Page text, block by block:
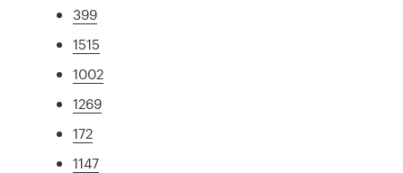
399
1515
1002
1269
172
1147